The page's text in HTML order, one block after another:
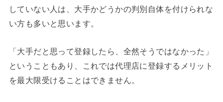
していない人は、大手かどうかの判別自体を付けられな
い方も多いと思います。
「大手だと思って登録したら、全然そうではなかった」
ということもあり、これでは代理店に登録するメリット
を最大限受けることはできません。